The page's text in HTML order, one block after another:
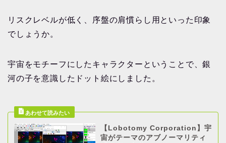
リスクレベルが低く、序盤の肩慣らし用といった印象
でしょうか。
宇宙をモチーフにしたキャラクターということで、銀
河の子を意識したドット絵にしました。
【Lobotomy Corporation】宇
宙がテーマのアブノーマリティ